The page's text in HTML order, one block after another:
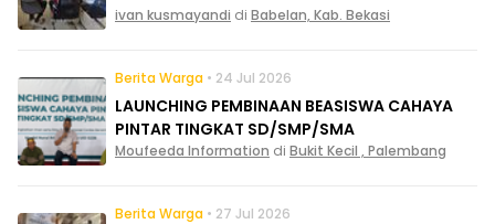
ivan kusmayandi di Babelan, Kab. Bekasi
Berita Warga • 24 Jul 2026
LAUNCHING PEMBINAAN BEASISWA CAHAYA
PINTAR TINGKAT SD/SMP/SMA
Moufeeda Information di Bukit Kecil , Palembang
Berita Warga • 27 Jul 2026